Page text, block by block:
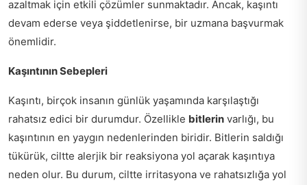
azaltmak için etkili çözümler sunmaktadır. Ancak, kaşıntı
devam ederse veya şiddetlenirse, bir uzmana başvurmak
önemlidir.
Kaşıntının Sebepleri
Kaşıntı, birçok insanın günlük yaşamında karşılaştığı
rahatsız edici bir durumdur. Özellikle bitlerin varlığı, bu
kaşıntının en yaygın nedenlerinden biridir. Bitlerin saldığı
tükürük, ciltte alerjik bir reaksiyona yol açarak kaşıntıya
neden olur. Bu durum, ciltte irritasyona ve rahatsızlığa yol